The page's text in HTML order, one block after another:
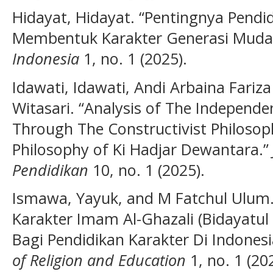
Hidayat, Hidayat. “Pentingnya
Membentuk Karakter Generasi
Indonesia 1, no. 1 (2025).
Idawati, Idawati, Andi Arbaina
Witasari. “Analysis of The
Through The Constructivist
Philosophy of Ki Hadjar Dewantara.”
Pendidikan 10, no. 1 (2025).
Ismawa, Yayuk, and M Fatchul
Karakter Imam Al-Ghazali
Bagi Pendidikan Karakter Di
of Religion and Education 1, no. 1